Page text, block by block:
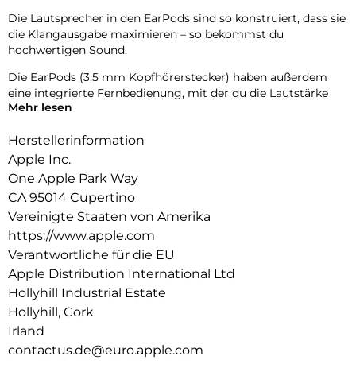
Die Lautsprecher in den EarPods sind so konstruiert, dass sie
die Klangausgabe maximieren – so bekommst du
hochwertigen Sound.
Die EarPods (3,5 mm Kopfhörerstecker) haben außerdem
eine integrierte Fernbedienung, mit der du die Lautstärke
anpassen, die Wiedergabe von Musik und Videos steuern und
die Fernbedienung drückst.
Mehr lesen
Herstellerinformation
Apple Inc.
One Apple Park Way
CA 95014 Cupertino
Vereinigte Staaten von Amerika
https://www.apple.com
Verantwortliche für die EU
Apple Distribution International Ltd
Hollyhill Industrial Estate
Hollyhill, Cork
Irland
contactus.de@euro.apple.com